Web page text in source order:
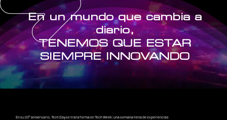
En un mundo que cambia a
diario,
TENEMOS QUE ESTAR
SIEMPRE INNOVANDO
En su 20° aniversario, Tech Day se transforma en Tech Week: una semana llena de experiencias